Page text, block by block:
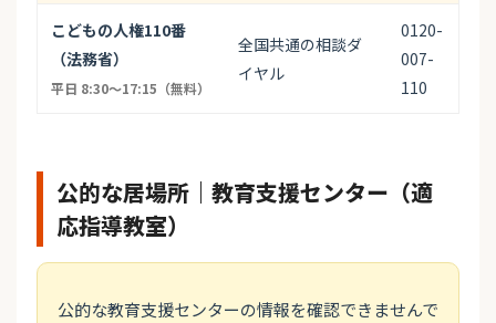
こどもの人権110番
（法務省）
平日 8:30〜17:15（無料）
全国共通の相談ダ
イヤル
0120-
007-
110
公的な居場所｜教育支援センター（適
応指導教室）
公的な教育支援センターの情報を確認できませんで